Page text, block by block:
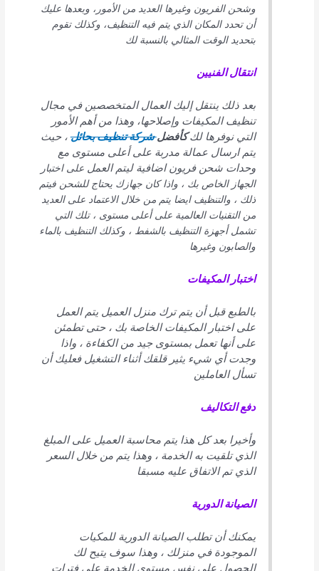
وشحن الفريون وغيرها العديد من الأمور، وبعدها عليك
أن تحدد المكان الذي يتم فيه التنظيف، وكذلك تقوم
بتحديد الوقت المثالي بالنسبة لك
انتقال الفنيين
بعد ذلك ينتقل إليك العمال المتخصصين في مجال
تنظيف المكيفات وإصلاحها، وهذا من أهم الأمور
التي نوفرها لككأفضلشركة تنظيف بحائل، حيث
يتم ارسال عمالة مدربة على أعلى مستوى مع
وحدات شحن فريون اضافية ليتم العملعلى اختبار
الجهاز الخاص بك ، واذا كان جهازك يحتاج للشحن فيتم
ذلك ، والتنظيف ايضا يتم من خلال الاعتماد على العديد
من التقنيات العالمية على أعلى مستوى ، تلك التي
تشمل أجهزة التنظيف بالشفط ، وكذلك التنظيف بالماء
والصابونوغيرها
اختبار المكيفات
بالطبع قبل أن يتم ترك منزل العميل يتم العمل
على اختبار المكيفات الخاصة بك ، حتى تطمئن
على أنها تعمل بمستوى جيد من الكفاءة ، واذا
وجدت أي شيء يثير قلقك أثناء التشغيل فعليك أن
تسأل العاملين
دفع التكاليف
وأخيرا بعد كل هذا يتم محاسبة العميل على المبلغ
الذي تلقيت به الخدمة ، وهذا يتم من خلال السعر
الذي تم الاتفاق عليه مسبقا
الصيانة الدورية
يمكنك أن تطلب الصيانة الدورية للمكيات
الموجودة في منزلك ، وهذا سوف يتيح لك
الحصول على نفس مستوى الخدمة على فترات